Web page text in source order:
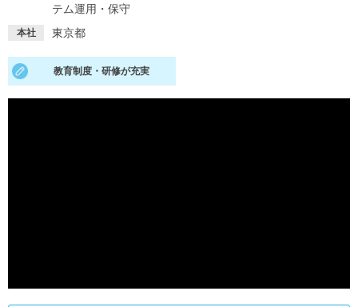
就活ノウハウ・サポート
就活支援
テム運用・保守
本社 東京都
教育制度・研修が充実